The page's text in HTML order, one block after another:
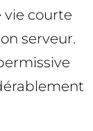
vie courte
serveur.